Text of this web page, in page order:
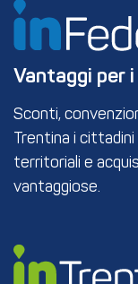
Vantaggi per
Sconti,
Trentina i
territoriali e
vantaggiose.